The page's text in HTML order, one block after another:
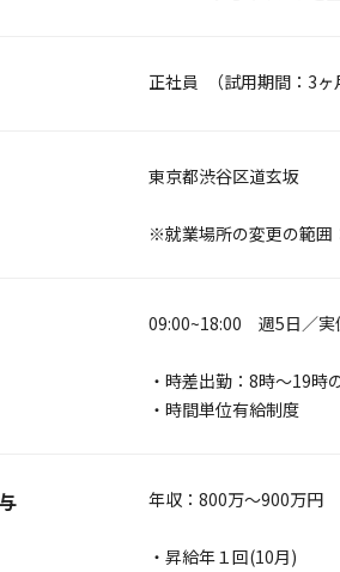
正社員 （試用期間：3ヶ
東京都渋谷区道玄坂
※就業場所の変更の範囲
09:00~18:00 週5日／実
・時差出勤：8時～19時
・時間単位有給制度
年収：800万～900万
・昇給年１回(10月)